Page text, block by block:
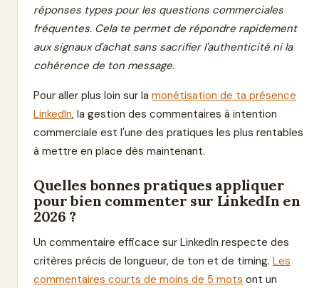
réponses types pour les questions commerciales
fréquentes. Cela te permet de répondre rapidement
aux signaux d'achat sans sacrifier l'authenticité ni la
cohérence de ton message.
Pour aller plus loin sur la monétisation de ta présence
LinkedIn, la gestion des commentaires à intention
commerciale est l'une des pratiques les plus rentables
à mettre en place dès maintenant.
Quelles bonnes pratiques appliquer
pour bien commenter sur LinkedIn en
2026 ?
Un commentaire efficace sur LinkedIn respecte des
critères précis de longueur, de ton et de timing. Les
commentaires courts de moins de 5 mots ont un